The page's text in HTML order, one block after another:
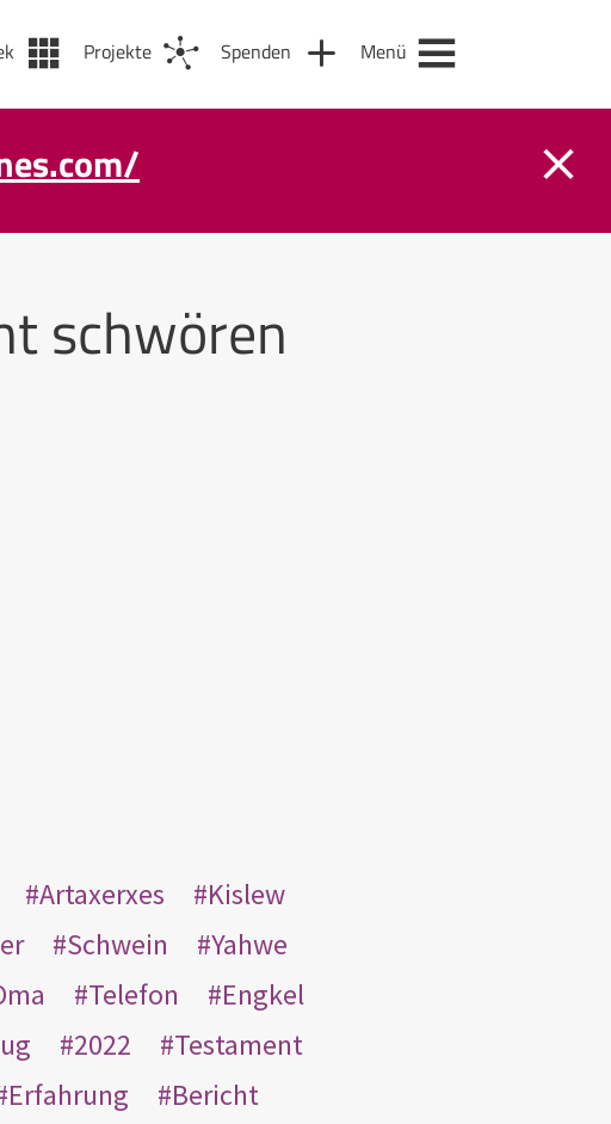
Projekte Spenden Menü
schwören
Artaxerxes
Kislew
Schwein
Yahwe
Telefon
Engkel
2022
Testament
Erfahrung
Bericht